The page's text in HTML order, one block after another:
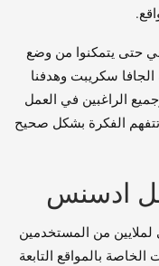
حتى يتمكنوا من وضع
الجافا سكريبت وهدفنا
الراغبين في العمل
الفكرة بشكل صحيح
ادسنس
من المستخدمين
بالمواقع التابعة